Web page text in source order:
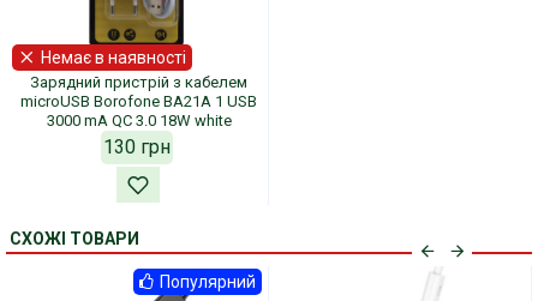
Немає в наявності
Зарядний пристрій з кабелем
microUSB Borofone BA21A 1 USB
3000 mA QC 3.0 18W white
130 грн
СХОЖІ ТОВАРИ
Популярний